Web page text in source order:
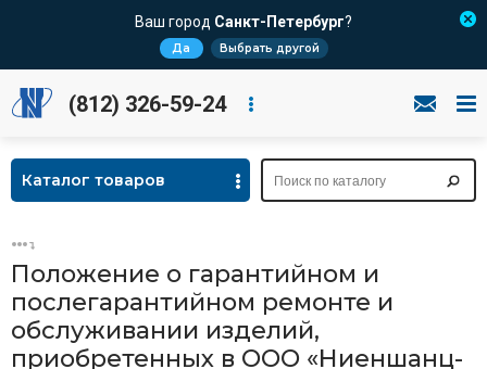
Ваш город Санкт-Петербург?
Да Выбрать другой
(812) 326-59-24
Каталог товаров
Положение о гарантийном и
послегарантийном ремонте и
обслуживании изделий,
приобретенных в ООО «Ниеншанц-